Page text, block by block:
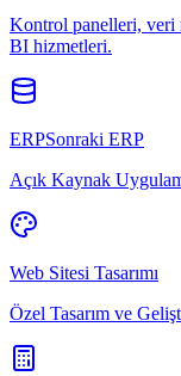
Kontrol panelleri, veri
BI hizmetleri.
ERPSonraki ERP
Açık Kaynak
Web Sitesi Tasarımı
Özel Tasarım ve